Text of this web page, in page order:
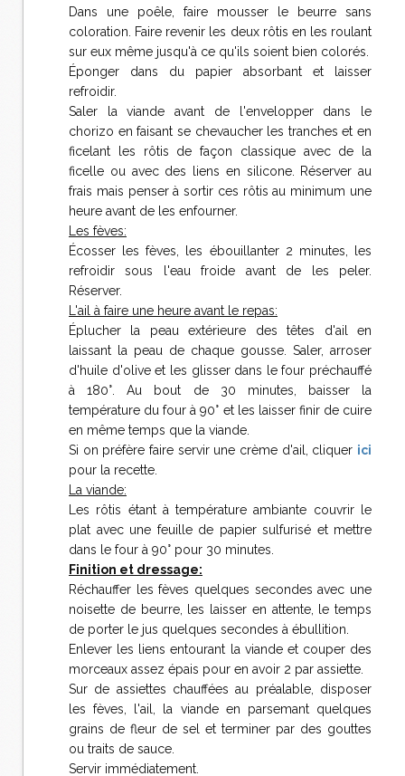
Dans une poêle, faire mousser le beurre sans
coloration. Faire revenir les deux rôtis en les roulant
sur eux même jusqu'à ce qu'ils soient bien colorés.
Éponger dans du papier absorbant et laisser
refroidir.
Saler la viande avant de l'envelopper dans le
chorizo en faisant se chevaucher les tranches et en
ficelant les rôtis de façon classique avec de la
ficelle ou avec des liens en silicone. Réserver au
frais mais penser à sortir ces rôtis au minimum une
heure avant de les enfourner.
Les fèves:
Écosser les fèves, les ébouillanter 2 minutes, les
refroidir sous l'eau froide avant de les peler.
Réserver.
L'ail à faire une heure avant le repas:
Éplucher la peau extérieure des têtes d'ail en
laissant la peau de chaque gousse. Saler, arroser
d'huile d'olive et les glisser dans le four préchauffé
à 180°. Au bout de 30 minutes, baisser la
température du four à 90° et les laisser finir de cuire
en même temps que la viande.
Si on préfère faire servir une crème d'ail, cliquer ici
pour la recette.
La viande:
Les rôtis étant à température ambiante couvrir le
plat avec une feuille de papier sulfurisé et mettre
dans le four à 90° pour 30 minutes.
Finition et dressage:
Réchauffer les fèves quelques secondes avec une
noisette de beurre, les laisser en attente, le temps
de porter le jus quelques secondes à ébullition.
Enlever les liens entourant la viande et couper des
morceaux assez épais pour en avoir 2 par assiette.
Sur de assiettes chauffées au préalable, disposer
les fèves, l'ail, la viande en parsemant quelques
grains de fleur de sel et terminer par des gouttes
ou traits de sauce.
Servir immédiatement.